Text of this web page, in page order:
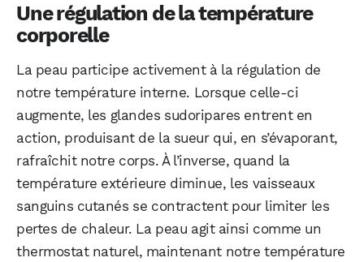
Une régulation de la température
corporelle
La peau participe activement à la régulation de
notre température interne. Lorsque celle-ci
augmente, les glandes sudoripares entrent en
action, produisant de la sueur qui, en s’évaporant,
rafraîchit notre corps. À l’inverse, quand la
température extérieure diminue, les vaisseaux
sanguins cutanés se contractent pour limiter les
pertes de chaleur. La peau agit ainsi comme un
thermostat naturel, maintenant notre température